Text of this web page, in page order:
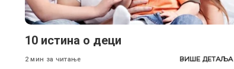
10 истина о деци
2 мин за читање ВИШЕ ДЕТАЉА